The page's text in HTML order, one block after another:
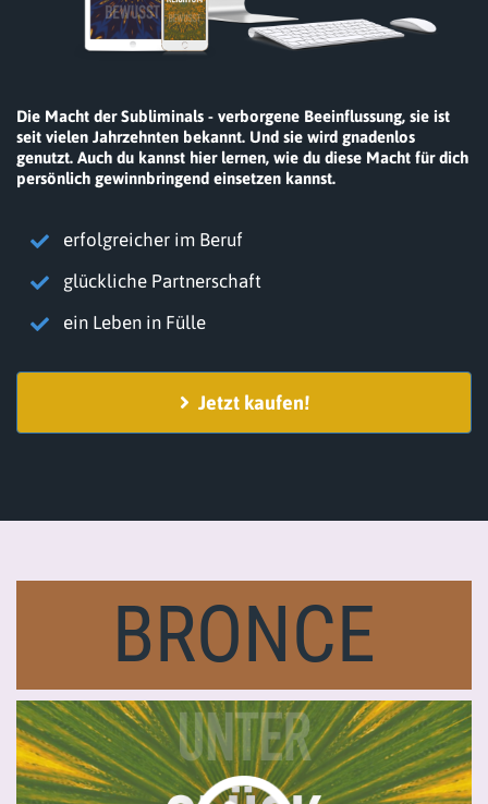
Die Macht der Subliminals - verborgene Beeinflussung, sie ist
seit vielen Jahrzehnten bekannt. Und sie wird gnadenlos
genutzt. Auch du kannst hier lernen, wie du diese Macht für dich
persönlich gewinnbringend einsetzen kannst.
erfolgreicher im Beruf
glückliche Partnerschaft
ein Leben in Fülle
Jetzt kaufen!
BRONCE